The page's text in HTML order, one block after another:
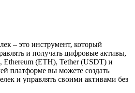
– это инструмент, который
и получать цифровые активы,
Ethereum (ETH), Tether (USDT) и
платформе вы можете создать
и управлять своими активами без